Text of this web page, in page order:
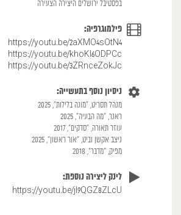
בפסטיבל ירושלים היצירה הצעירה
פילמוגרפיה:
https://youtu.be/2aXMO4sOtN4
https://youtu.be/khoKl6ODPCc
https://youtu.be/3ZRnceZokJc
ניסיון נוסף בתעשייה:
מנהל תסריט, ״מונה בלילות״, 2025
ראנר, ״מה הבעיה״, 2025
עוזר תאורה, ״סדקים״, 2017
ניצב אקשן וביט, ״אור ראשון״, 2025
מפיק, ״מדבר״, 2018
לינק ליצירה נוספת:
https://youtu.be/jI9QGZ8ZLcU